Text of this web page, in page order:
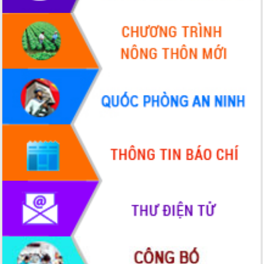
Hội thảo góp ý hồ sơ điều chỉnh quy
hoạch tỉnh Đắk Lắk thời kỳ 2021-2030,
tầm nhìn đến năm 2050
Nâng cao hiệu quả hoạt động của các
doanh nghiệp nhà nước
Hội nghị triển khai kết nối mạng
truyền số liệu chuyên dùng phục vụ cơ
quan Đảng, Nhà nước
Lễ phát động chuỗi hoạt động chung
tay làm sạch môi trường
Xã Ea Kar bước chuyển mình trong
công tác cải cách hành chính mô hình
UBND tỉnh họp báo định kỳ tháng 4
năm 2026
Hội thảo khoa học “Giải pháp thúc đẩy
phát triển nền kinh tế xanh tại tỉnh
Đắk Lắk”
Tăng cường giám sát, đôn đốc thực
hiện nhiệm vụ quản lý tài sản công
hàng tuần